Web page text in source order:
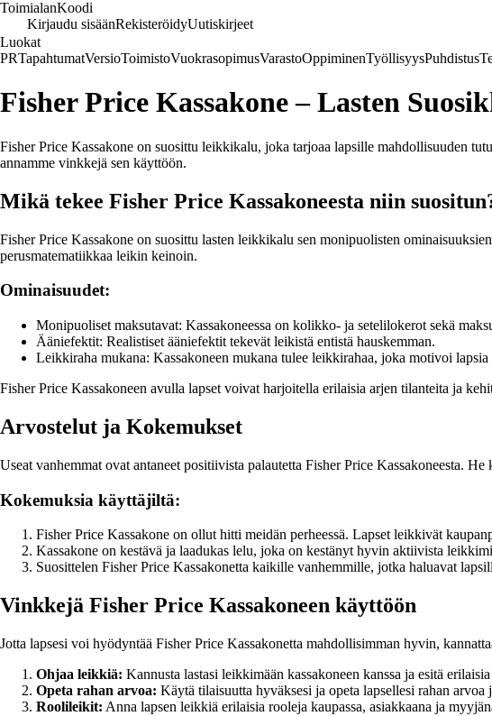
ToimialanKoodi
Kirjaudu sisäänRekisteröidyUutiskirjeet
Luokat
PRTapahtumatVersioToimistoVuokrasopimusVarastoOppiminenTyöllisyysPuhdistus
Fisher Price Kassakone – Lasten
Fisher Price Kassakone on suosittu leikkikalu, joka tarjoaa lapsille mahdollisuuden
annamme vinkkejä sen käyttöön.
Mikä tekee Fisher Price Kassakoneesta niin
Fisher Price Kassakone on suosittu lasten leikkikalu sen monipuolisten
perusmatematiikkaa leikin keinoin.
Ominaisuudet:
Monipuoliset maksutavat: Kassakoneessa on kolikko- ja setelilokerot sekä
Ääniefektit: Realistiset ääniefektit tekevät leikistä entistä hauskemman.
Leikkiraha mukana: Kassakoneen mukana tulee leikkirahaa, joka motivoi
Fisher Price Kassakoneen avulla lapset voivat harjoitella erilaisia arjen tilanteita ja
Arvostelut ja Kokemukset
Useat vanhemmat ovat antaneet positiivista palautetta Fisher Price Kassakoneesta.
Kokemuksia käyttäjiltä:
Fisher Price Kassakone on ollut hitti meidän perheessä. Lapset leikkivät
Kassakone on kestävä ja laadukas lelu, joka on kestänyt hyvin aktiivista
Suosittelen Fisher Price Kassakonetta kaikille vanhemmille, jotka haluavat
Vinkkejä Fisher Price Kassakoneen käyttöön
Jotta lapsesi voi hyödyntää Fisher Price Kassakonetta mahdollisimman hyvin,
Ohjaa leikkiä: Kannusta lastasi leikkimään kassakoneen kanssa ja esitä
Opeta rahan arvoa: Käytä tilaisuutta hyväksesi ja opeta lapsellesi rahan arvoa
Roolileikit: Anna lapsen leikkiä erilaisia rooleja kaupassa, asiakkaana ja